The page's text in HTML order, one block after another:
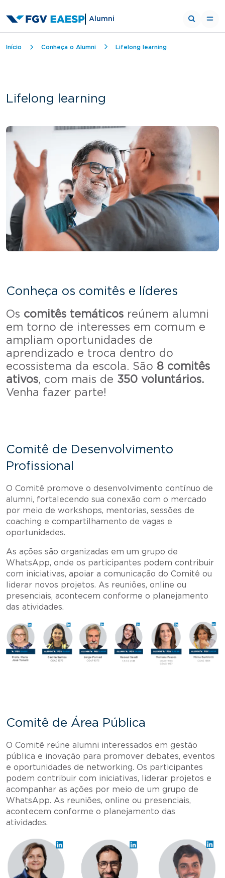
Alumni
Trilha de navegação
Início Conheça o Alumni Lifelong learning
Lifelong learning
Conheça os comitês e líderes
Os comitês temáticos reúnem alumni
em torno de interesses em comum e
ampliam oportunidades de
aprendizado e troca dentro do
ecossistema da escola.​ São 8 comitês
ativos, com mais de 350 voluntários.
Venha fazer parte!
Comitê de Desenvolvimento
Profissional
O Comitê promove o desenvolvimento contínuo de
alumni, fortalecendo sua conexão com o mercado
por meio de workshops, mentorias, sessões de
coaching e compartilhamento de vagas e
oportunidades.
As ações são organizadas em um grupo de
WhatsApp, onde os participantes podem contribuir
com iniciativas, apoiar a comunicação do Comitê ou
liderar novos projetos. As reuniões, online ou
presenciais, acontecem conforme o planejamento
das atividades.
Comitê de Área Pública
O Comitê reúne alumni interessados em gestão
pública e inovação para promover debates, eventos
e oportunidades de networking. Os participantes
podem contribuir com iniciativas, liderar projetos e
acompanhar as ações por meio de um grupo de
WhatsApp. As reuniões, online ou presenciais,
acontecem conforme o planejamento das
atividades.